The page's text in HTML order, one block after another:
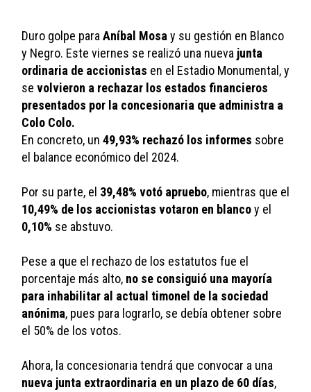
Duro golpe para Aníbal Mosa y su gestión en Blanco
y Negro. Este viernes se realizó una nueva junta
ordinaria de accionistas en el Estadio Monumental, y
se volvieron a rechazar los estados financieros
presentados por la concesionaria que administra a
Colo Colo.
En concreto, un 49,93% rechazó los informes sobre
el balance económico del 2024.
Por su parte, el 39,48% votó apruebo
10,49% de los accionistas votaron en blanco y el
0,10% se abstuvo.
Pese a que el rechazo de los estatutos fue el
porcentaje más alto, no se consiguió una mayoría
para inhabilitar al actual timonel de la sociedad
anónima, pues para lograrlo, se debía obtener sobre
el 50% de los votos.
nueva junta extraordinaria en un plazo de 60 días,